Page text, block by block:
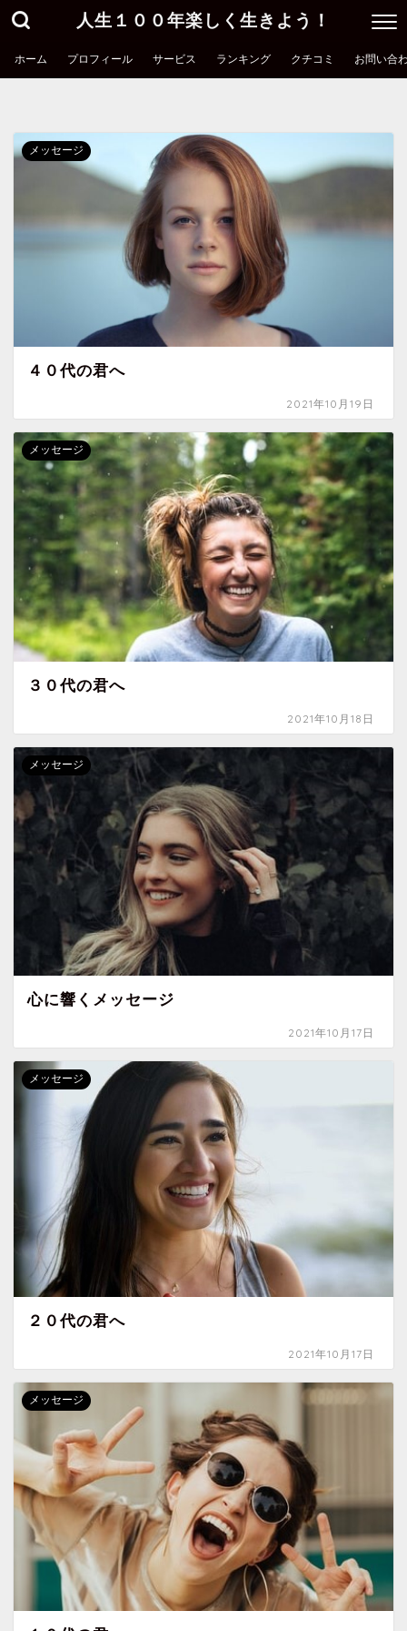
人生１００年楽しく生きよう！
ホーム プロフィール サービス ランキング クチコミ お問い合
メッセージ
４０代の君へ
2021年10月19日
メッセージ
３０代の君へ
2021年10月18日
メッセージ
心に響くメッセージ
2021年10月17日
メッセージ
２０代の君へ
2021年10月17日
メッセージ